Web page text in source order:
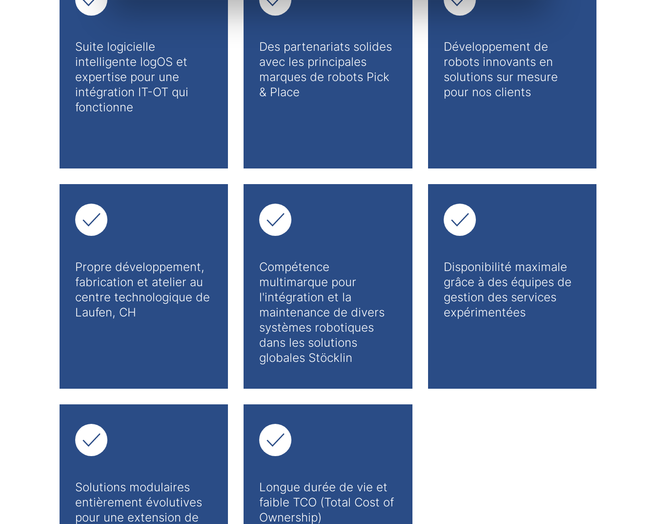
Suite logicielle
intelligente logOS et
expertise pour une
intégration IT-OT qui
fonctionne
Des partenariats solides
avec les principales
marques de robots Pick
& Place
Développement de
robots innovants en
solutions sur mesure
pour nos clients
Propre développement,
fabrication et atelier au
centre technologique de
Laufen, CH
Compétence
multimarque pour
l'intégration et la
maintenance de divers
systèmes robotiques
dans les solutions
globales Stöcklin
Disponibilité maximale
grâce à des équipes de
gestion des services
expérimentées
Solutions modulaires
entièrement évolutives
pour une extension de
Longue durée de vie et
faible TCO (Total Cost of
Ownership)